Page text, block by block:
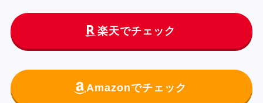
楽天でチェック
Amazonでチェック